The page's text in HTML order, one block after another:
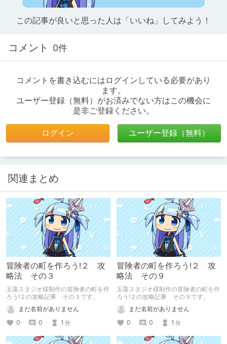
この記事が良いと思った人は「いいね」してみよう！
コメント 0件
コメントを書き込むにはログインしている必要があり
ます。
ユーザー登録（無料）がお済みでない方はこの機会に
是非ご登録ください。
ログイン ユーザー登録（無料）
関連まとめ
冒険者の町を作ろう!２ 攻
略法 その３
玉藻スタジオ様制作の冒険者の町を作
ろう!２の攻略記事 その３です。
まだ名前がありません
0
0 1 分
冒険者の町を作ろう!２ 攻
略法 その９
玉藻スタジオ様制作の冒険者の町を作
ろう!２の攻略記事 その９です。
まだ名前がありません
0
0 1 分